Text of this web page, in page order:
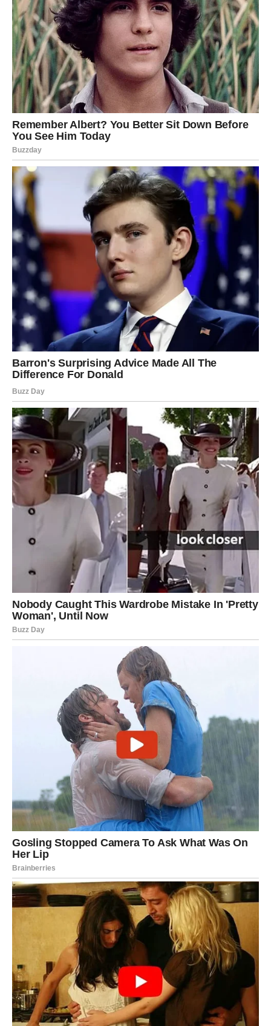
Meteorolozi ističu da će upravo2026. godina bitiključna
tačka preokreta
, jer će prelazak između ova dva klimatska
fenomena značajno oblikovati ne samo vremenske uslove u
Evropi, već i globalnu klimu u cjelini.
Priprema, prilagodba i blagovremeno informisanjebiće
koje ove klimatske promjene mogu donijeti.